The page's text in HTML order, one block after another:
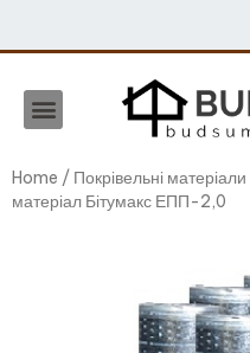
Home / Покрівельні матеріали
матеріал Бітумакс ЕПП-2,0